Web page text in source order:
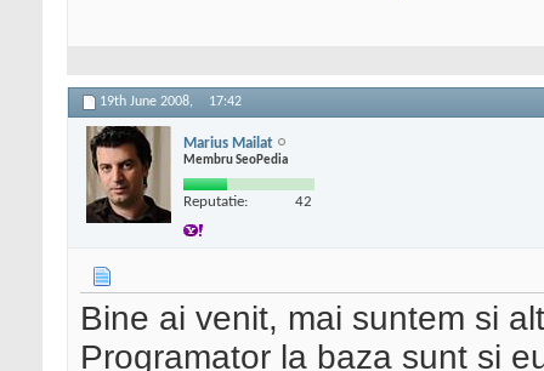
19th June 2008, 17:42
Marius Mailat
Membru SeoPedia
Reputatie: 42
Bine ai venit, mai suntem si
Programator la baza sunt si